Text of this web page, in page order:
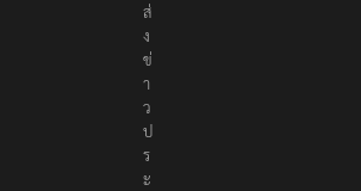
ส่
ง
ข่
า
ว
ป
ร
ะ